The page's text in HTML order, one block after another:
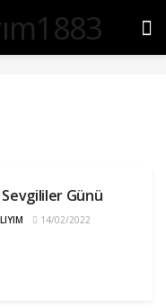
Günü
14/02/2022